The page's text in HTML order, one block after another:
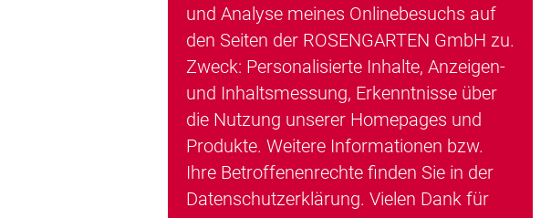
und Analyse meines Onlinebesuchs auf
den Seiten der ROSENGARTEN GmbH zu.
Zweck: Personalisierte Inhalte, Anzeigen-
und Inhaltsmessung, Erkenntnisse über
die Nutzung unserer Homepages und
Produkte. Weitere Informationen bzw.
Ihre Betroffenenrechte finden Sie in der
Datenschutzerklärung. Vielen Dank für